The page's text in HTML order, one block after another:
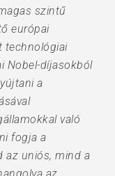
szintű
európai
technológiai
Nobel-díjasokból
a
való
fogja a
az uniós, mind a